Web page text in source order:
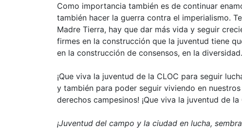
Como importancia también es de continuar
también hacer la guerra contra el imperialismo.
Madre Tierra, hay que dar más vida y seguir
firmes en la construcción que la juventud tiene
en la construcción de consensos, en la diversidad.
¡Que viva la juventud de la CLOC para seguir
y también para poder seguir viviendo en
derechos campesinos! ¡Que viva la juventud de la
¡Juventud del campo y la ciudad en lucha,